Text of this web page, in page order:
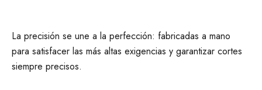
La precisión se une a la perfección: fabricadas a mano
para satisfacer las más altas exigencias y garantizar cortes
siempre precisos.